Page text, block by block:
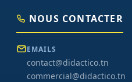
NOUS CONTACTER
EMAILS
contact@didactico.tn
commercial@didactico.tn